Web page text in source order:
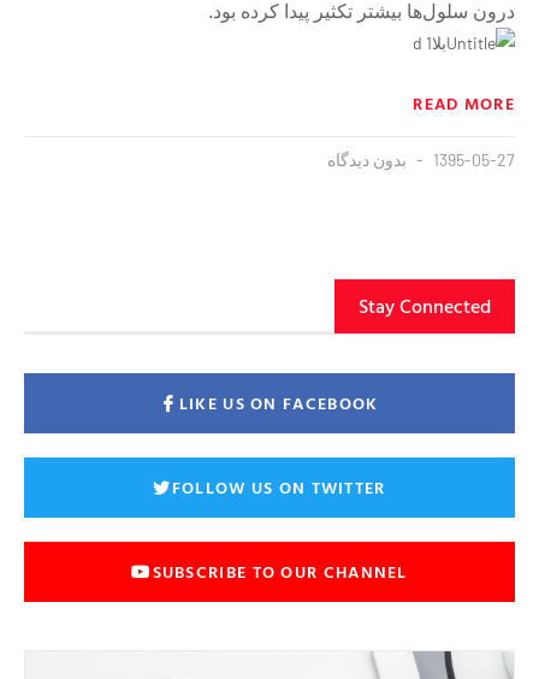
درون سلول‌ها بیشتر تکثیر پیدا کرده بود.
READ MORE
1395-05-27 بدون دیدگاه
Stay Connected
LIKE US ON FACEBOOK
FOLLOW US ON TWITTER
SUBSCRIBE TO OUR CHANNEL